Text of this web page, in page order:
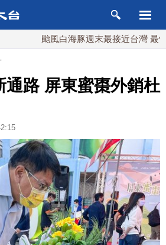
颱風白海豚週末最接近台灣 最快9日可
通路 屏東蜜棗外銷杜